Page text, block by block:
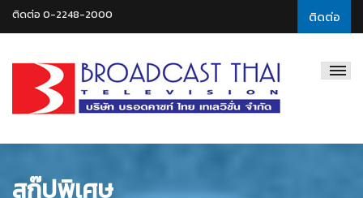
ติดต่อ
ติดต่อ 0-2248-2000
Thai
สกู๊ปพิเศษ